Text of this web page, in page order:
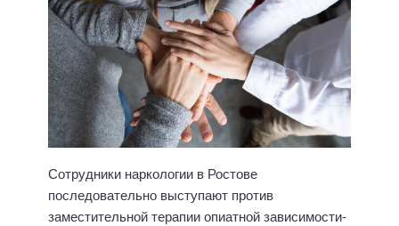
Сотрудники наркологии в Ростове
последовательно выступают против
заместительной терапии опиатной зависимости-